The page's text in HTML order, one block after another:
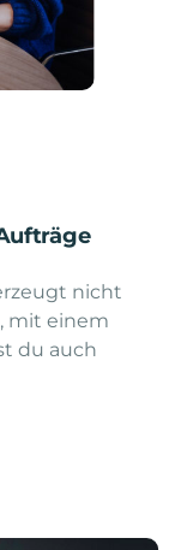
nicht
mit einem
du auch